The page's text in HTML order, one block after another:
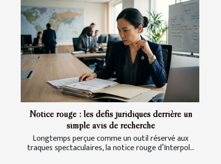
Notice rouge : les défis juridiques derrière un
simple avis de recherche
Longtemps perçue comme un outil réservé aux
traques spectaculaires, la notice rouge d’Interpol...